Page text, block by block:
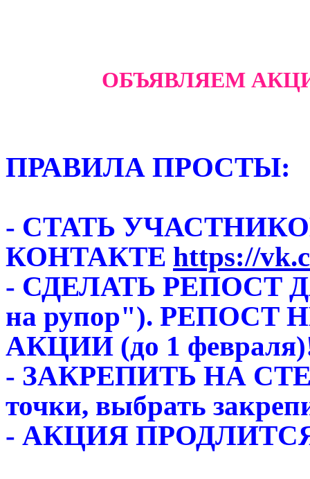
ОБЪЯВЛЯЕМ
ПРАВИЛА ПРОСТЫ:
- СТАТЬ
КОНТАКТЕ https://
- СДЕЛАТЬ РЕПОСТ
на рупор").
АКЦИИ (до 1
- ЗАКРЕПИТЬ НА
точки, выбрать
- АКЦИЯ